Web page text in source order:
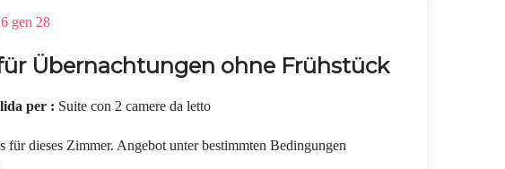
gen 28
Übernachtungen ohne Frühstück
per : Suite con 2 camere da letto
für dieses Zimmer. Angebot unter bestimmten Bedingungen